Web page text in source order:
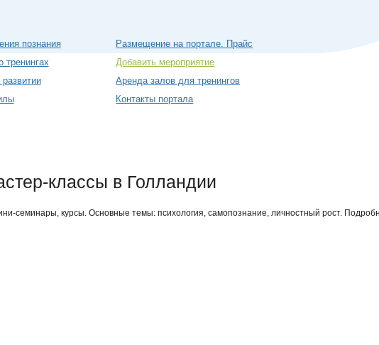
познания
тренингах
Размещение на портале. Прайс
Добавить мероприятие
Аренда залов для тренингов
Контакты портала
классы в Голландии
семинары, курсы. Основные темы: психология, самопознание, личностный рост.